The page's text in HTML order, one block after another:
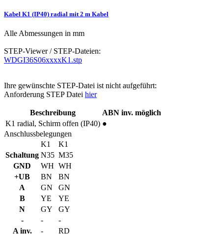
Kabel K1 (IP40) radial mit 2 m Kabel
Alle Abmessungen in mm
STEP-Viewer / STEP-Dateien:
WDGI36S06xxxxK1.stp
Ihre gewünschte STEP-Datei ist nicht aufgeführt:
Anforderung STEP Datei hier
Beschreibung
ABN inv. möglich
K1 radial, Schirm offen (IP40) ●
Anschlussbelegungen
K1
K1
Schaltung N35 M35
GND
WH WH
+UB
BN
BN
A
GN
GN
B
YE
YE
N
GY
GY
-
-
-
A inv.
-
RD